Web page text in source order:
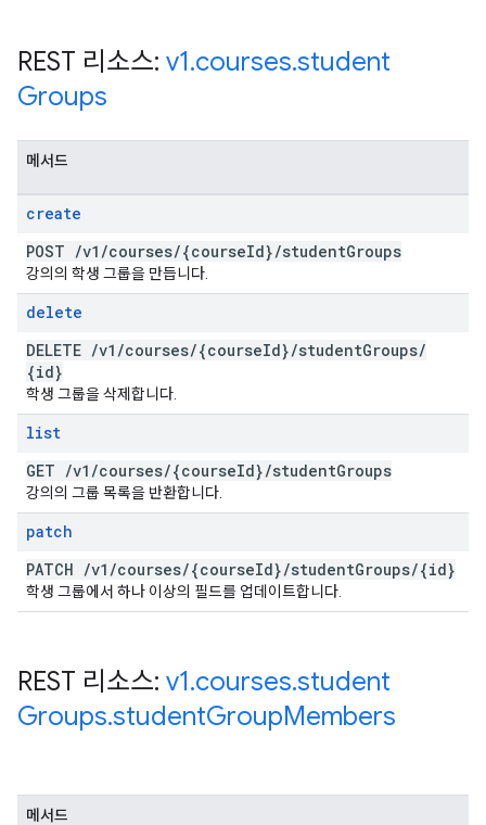
REST 리소스: v1.courses.student
Groups
메서드
create
POST /v1 /courses/{courseId}/studentGroups
강의의 학생 그룹을 만듭니다.
delete
DELETE /v1 /courses/{courseId}/studentGroups/
{id}
학생 그룹을 삭제합니다.
list
GET /v1 /courses/{courseId}/studentGroups
강의의 그룹 목록을 반환합니다.
patch
PATCH /v1 /courses/{courseId}/studentGroups/{id}
학생 그룹에서 하나 이상의 필드를 업데이트합니다.
REST 리소스: v1.courses.student
Groups.studentGroupMembers
메서드